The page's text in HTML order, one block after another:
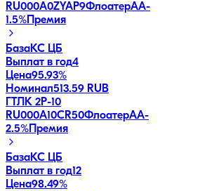
RU000A0ZYAP9ФлоатерAA-
1.5% Премия
БазаКС ЦБ
Выплат в год4
Цена95.93%
Номинал513.59 RUB
ГТЛК 2P-10
RU000A10CR50ФлоатерAA-
2.5% Премия
БазаКС ЦБ
Выплат в год12
Цена98.49%